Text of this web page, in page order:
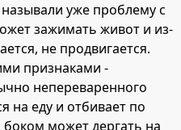
уже проблему с
зажимать живот и из-
не продвигается.
признаками -
непереваренного
на еду и отбивает по
может дергать на